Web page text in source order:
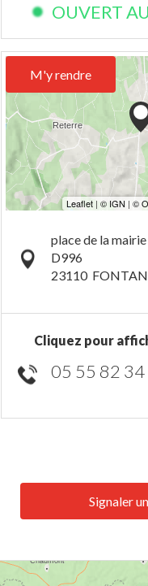
OUVERT
M'y rendre
place de la mairie
D996
23110
Cliquez pour
05 55 82 34
Signaler